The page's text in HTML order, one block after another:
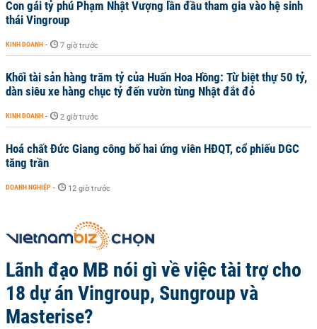
Con gái tỷ phú Phạm Nhật Vượng lần đầu tham gia vào hệ sinh
thái Vingroup
KINH DOANH - 7 giờ trước
Khối tài sản hàng trăm tỷ của Huấn Hoa Hồng: Từ biệt thự 50 tỷ,
dàn siêu xe hàng chục tỷ đến vườn tùng Nhật đắt đỏ
KINH DOANH - 2 giờ trước
Hoá chất Đức Giang công bố hai ứng viên HĐQT, cổ phiếu DGC
tăng trần
DOANH NGHIỆP - 12 giờ trước
Lãnh đạo MB nói gì về việc tài trợ cho
18 dự án Vingroup, Sungroup và
Masterise?